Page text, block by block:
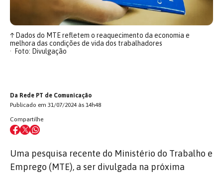
↑Dados do MTE refletem o reaquecimento da economia e
melhora das condições de vida dos trabalhadores
Foto: Divulgação
Da Rede PT de Comunicação
Publicado em 31/07/2024 às 14h48
Compartilhe
Uma pesquisa recente do Ministério do Trabalho e
Emprego (MTE), a ser divulgada na próxima